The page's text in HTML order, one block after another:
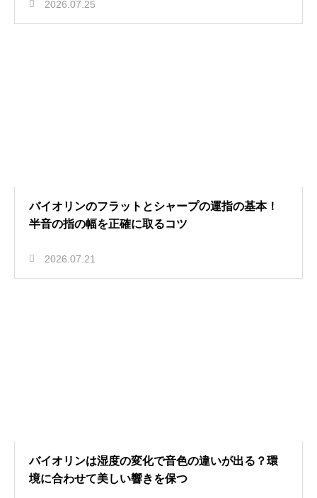
2026.07.25
バイオリンのフラットとシャープの運指の基本！
半音の指の幅を正確に取るコツ
2026.07.21
バイオリンは湿度の変化で音色の違いが出る？環
境に合わせて美しい響きを保つ